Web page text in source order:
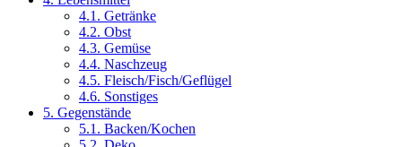
4.1. Getränke
4.2. Obst
4.3. Gemüse
4.4. Naschzeug
4.5. Fleisch/Fisch/Geflügel
4.6. Sonstiges
5. Gegenstände
5.1. Backen/Kochen